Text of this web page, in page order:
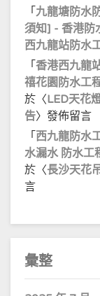
「 九龍塘防水
須知] - 香港防
西九龍站防水
「 香港西九龍
禧花園防水工
於〈LED天花
告〉發佈留言
「 西九龍防水
水漏水 防水工
於〈長沙天花
言
彙整